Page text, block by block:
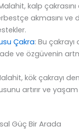
kalp
akmasını ve
Çakra: Bu
ve özgüvenin
kök çakrayı
artırır ve
Güç Bir Arada